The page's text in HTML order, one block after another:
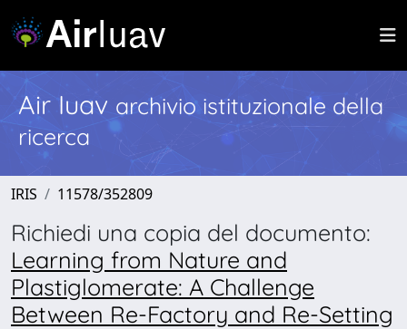
Air Iuav archivio istituzionale della
ricerca
IRIS 11578/352809
Richiedi una copia del documento:
Learning from Nature and
Plastiglomerate: A Challenge
Between Re-Factory and Re-Setting